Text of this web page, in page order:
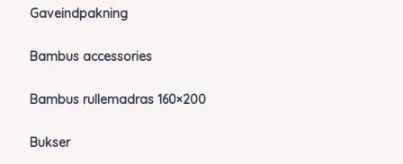
Gaveindpakning
Bambus accessories
Bambus rullemadras 160×200
Bukser